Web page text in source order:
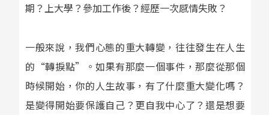
期？上大學？參加工作後？經歷一次感情失敗？
一般來說，我們心態的重大轉變，往往發生在人生
的“轉捩點”。如果有那麼一個事件，那麼從那個
時候開始，你的人生故事，有了什麼重大變化嗎？
是變得開始要保護自己？更自我中心了？還是想要